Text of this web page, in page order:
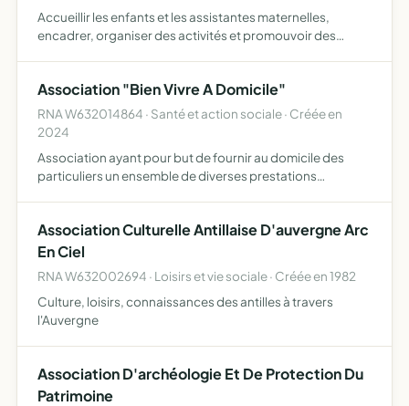
Accueillir les enfants et les assistantes maternelles,
encadrer, organiser des activités et promouvoir des
Association "Bien Vivre A Domicile"
RNA W632014864 · Santé et action sociale · Créée en
2024
Association ayant pour but de fournir au domicile des
particuliers un ensemble de diverses prestations
Association Culturelle Antillaise D'auvergne Arc
En Ciel
RNA W632002694 · Loisirs et vie sociale · Créée en 1982
Culture, loisirs, connaissances des antilles à travers
l'Auvergne
Association D'archéologie Et De Protection Du
Patrimoine